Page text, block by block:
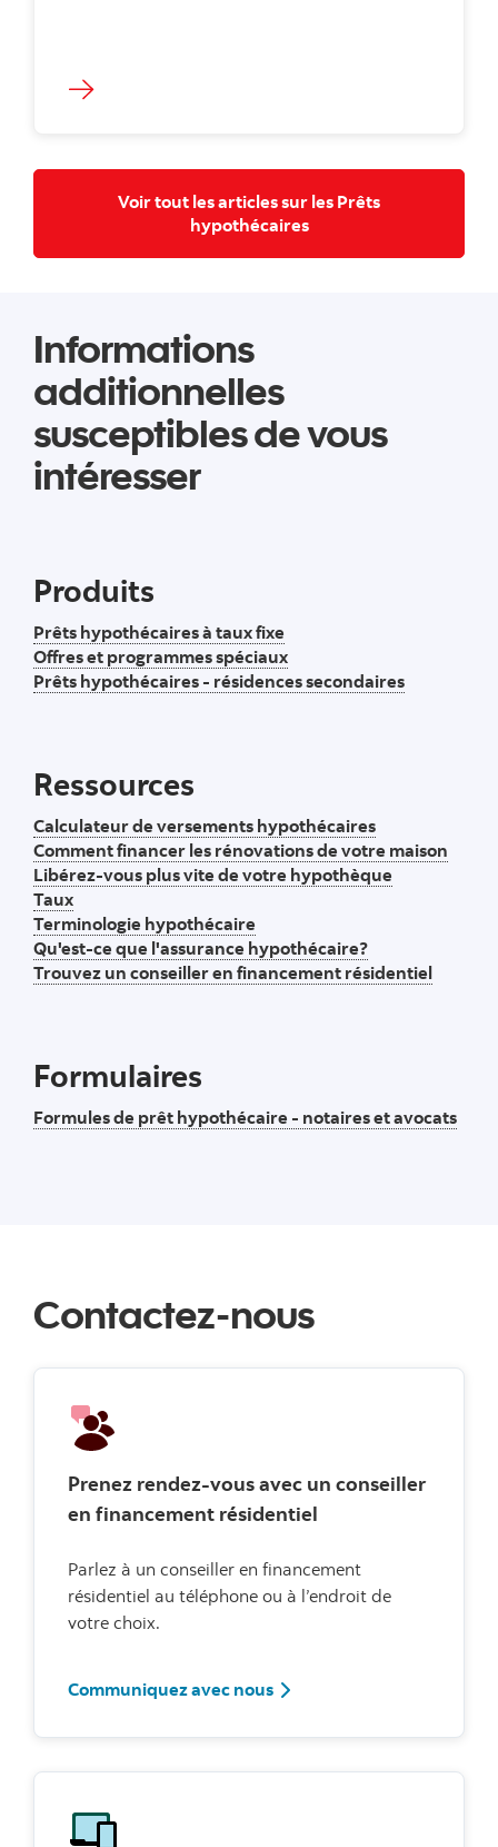
Voir tout les articles sur les Prêts
hypothécairesVoir tout les articles
Informations
additionnelles
susceptibles de vous
intéresser
Produits
Prêts hypothécaires à taux fixe
Offres et programmes spéciaux
Prêts hypothécaires - résidences secondaires
Ressources
Calculateur de versements hypothécaires
Comment financer les rénovations de votre maison
Libérez-vous plus vite de votre hypothèque
Taux
Terminologie hypothécaire
Qu'est-ce que l'assurance hypothécaire?
Trouvez un conseiller en financement résidentiel
Formulaires
Formules de prêt hypothécaire - notaires et avocats
Contactez-nous
Prenez rendez-vous avec un conseiller
en financement résidentiel
Parlez à un conseiller en financement
résidentiel au téléphone ou à l’endroit de
votre choix.
Communiquez avec nousCommuniquez avec nous